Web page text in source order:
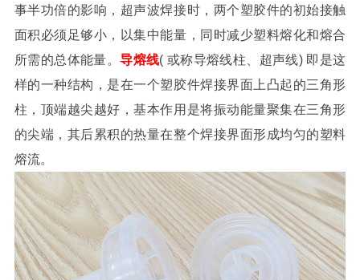
事半功倍的影响，超声波焊接时，两个塑胶件的初始接触
面积必须足够小，以集中能量，同时减少塑料熔化和熔合
所需的总体能量。导熔线( 或称导熔线柱、超声线) 即是这
样的一种结构，是在一个塑胶件焊接界面上凸起的三角形
柱，顶端越尖越好，基本作用是将振动能量聚集在三角形
的尖端，其后累积的热量在整个焊接界面形成均匀的塑料
熔流。